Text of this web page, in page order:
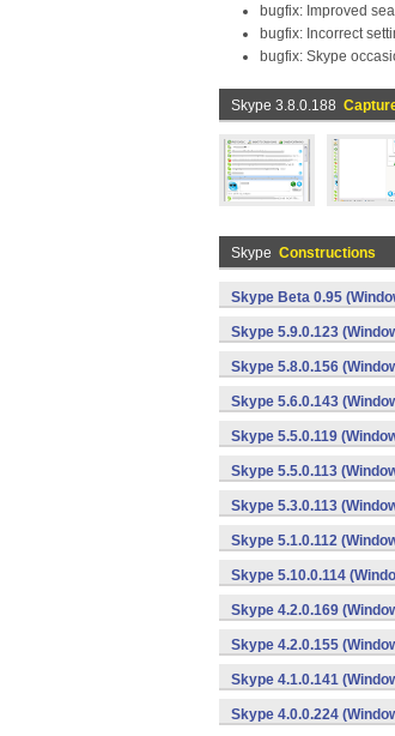
bugfix: Improved
bugfix: Incorrect
bugfix: Skype
Skype 3.8.0.188
Skype Constructions
Skype Beta 0.95
Skype 5.9.0.123
Skype 5.8.0.156
Skype 5.6.0.143
Skype 5.5.0.119
Skype 5.5.0.113
Skype 5.3.0.113
Skype 5.1.0.112
Skype 5.10.0.114
Skype 4.2.0.169
Skype 4.2.0.155
Skype 4.1.0.141
Skype 4.0.0.224